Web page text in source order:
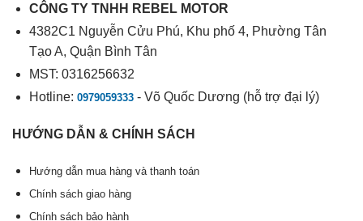
CÔNG TY TNHH REBEL MOTOR
4382C1 Nguyễn Cửu Phú, Khu phố 4, Phường Tân
Tạo A, Quận Bình Tân
MST: 0316256632
Hotline: 0979059333- Võ Quốc Dương (hỗ trợ đại lý)
HƯỚNG DẪN & CHÍNH SÁCH
Hướng dẫn mua hàng và thanh toán
Chính sách giao hàng
Chính sách bảo hành